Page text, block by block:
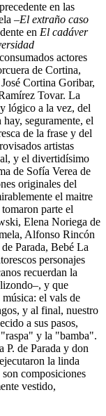
en las
–El extraño caso
en El cadáver
actores
de Cortina,
Cortina Goribar,
Tovar. La
lógico a la vez, del
seguramente, el
de la frase y del
artistas
y el divertidísimo
de Sofía Verea de
originales del
el maitre
tomaron parte el
Elena Noriega de
Alfonso Rincón
Parada, Bebé La
personajes
recuerdan la
y que
el vals de
y al final, nuestro
a sus pasos,
y la "bamba".
P. de Parada y don
la linda
composiciones
vestido,